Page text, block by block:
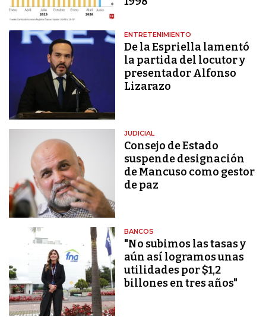
ENTRETENIMIENTO
De la Espriella lamentó
la partida del locutor y
presentador Alfonso
Lizarazo
JUDICIAL
Consejo de Estado
suspende designación
de Mancuso como gestor
de paz
BANCOS
"No subimos las tasas y
aún así logramos unas
utilidades por $1,2
billones en tres años"